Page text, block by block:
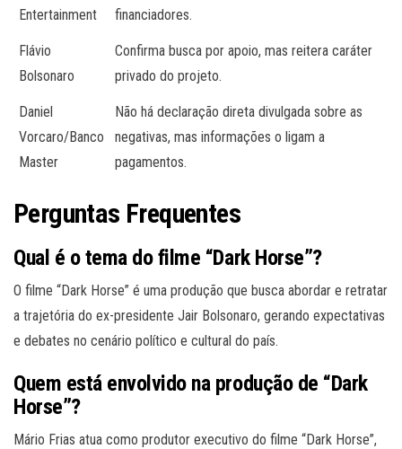
Entertainment
financiadores.
Flávio
Bolsonaro
Confirma busca por apoio, mas reitera caráter
privado do projeto.
Daniel
Vorcaro/Banco
Master
Não há declaração direta divulgada sobre as
negativas, mas informações o ligam a
pagamentos.
Perguntas Frequentes
Qual é o tema do filme “Dark Horse”?
O filme “Dark Horse” é uma produção que busca abordar e retratar
a trajetória do ex-presidente Jair Bolsonaro, gerando expectativas
e debates no cenário político e cultural do país.
Quem está envolvido na produção de “Dark
Horse”?
Mário Frias atua como produtor executivo do filme “Dark Horse”,